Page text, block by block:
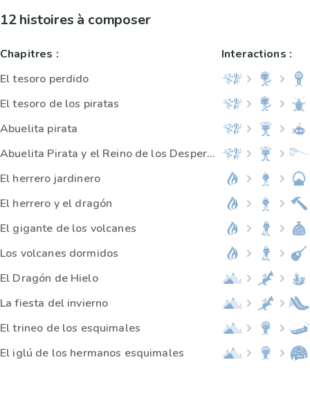
12 histoires à composer
Chapitres :
El tesoro perdido
El tesoro de los piratas
Abuelita pirata
Abuelita Pirata y el Reino de los Desperdicios
El herrero jardinero
El herrero y el dragón
El gigante de los volcanes
Los volcanes dormidos
El Dragón de Hielo
La fiesta del invierno
El trineo de los esquimales
El iglú de los hermanos esquimales
Interactions :